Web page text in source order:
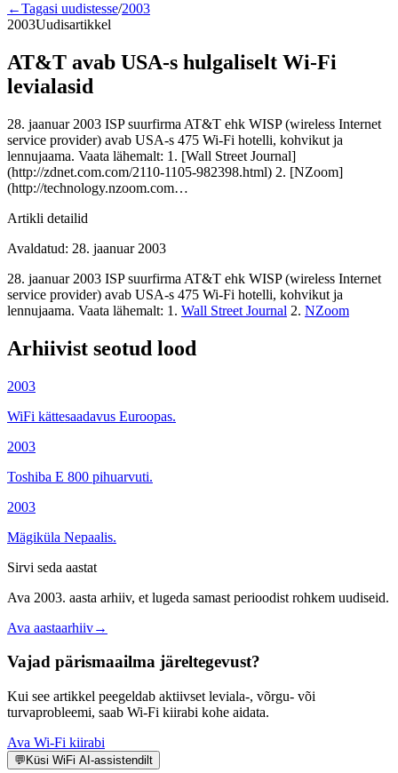
←Tagasi uudistesse/2003
2003Uudisartikkel
AT&T avab USA-s hulgaliselt Wi-Fi
levialasid
28. jaanuar 2003 ISP suurfirma AT&T ehk WISP (wireless Internet
service provider) avab USA-s 475 Wi-Fi hotelli, kohvikut ja
lennujaama. Vaata lähemalt: 1. [Wall Street Journal]
(http://zdnet.com.com/2110-1105-982398.html) 2. [NZoom]
(http://technology.nzoom.com…
Artikli detailid
Avaldatud: 28. jaanuar 2003
28. jaanuar 2003 ISP suurfirma AT&T ehk WISP (wireless Internet
service provider) avab USA-s 475 Wi-Fi hotelli, kohvikut ja
lennujaama. Vaata lähemalt: 1. Wall Street Journal 2. NZoom
Arhiivist seotud lood
2003
WiFi kättesaadavus Euroopas.
2003
Toshiba E 800 pihuarvuti.
2003
Mägiküla Nepaalis.
Sirvi seda aastat
Ava 2003. aasta arhiiv, et lugeda samast perioodist rohkem uudiseid.
Ava aastaarhiiv→
Vajad pärismaailma järeltegevust?
Kui see artikkel peegeldab aktiivset leviala-, võrgu- või
turvaprobleemi, saab Wi-Fi kiirabi kohe aidata.
Ava Wi-Fi kiirabi
💬 Küsi WiFi AI-assistendilt